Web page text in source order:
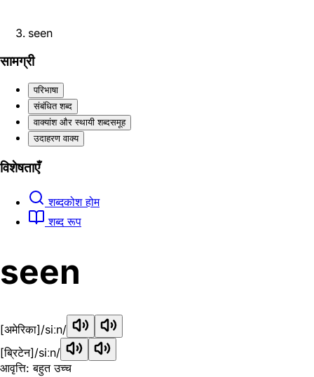
seen
सामग्री
परिभाषा
संबंधित शब्द
वाक्यांश और स्थायी शब्दसमूह
उदाहरण वाक्य
विशेषताएँ
शब्दकोश होम
शब्द रूप
seen
[अमेरिका]/siːn/
[ब्रिटेन]/siːn/
आवृत्ति: बहुत उच्च